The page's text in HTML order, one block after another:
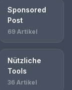
Sponsored
Post
69 Artikel
Nützliche
Tools
36 Artikel